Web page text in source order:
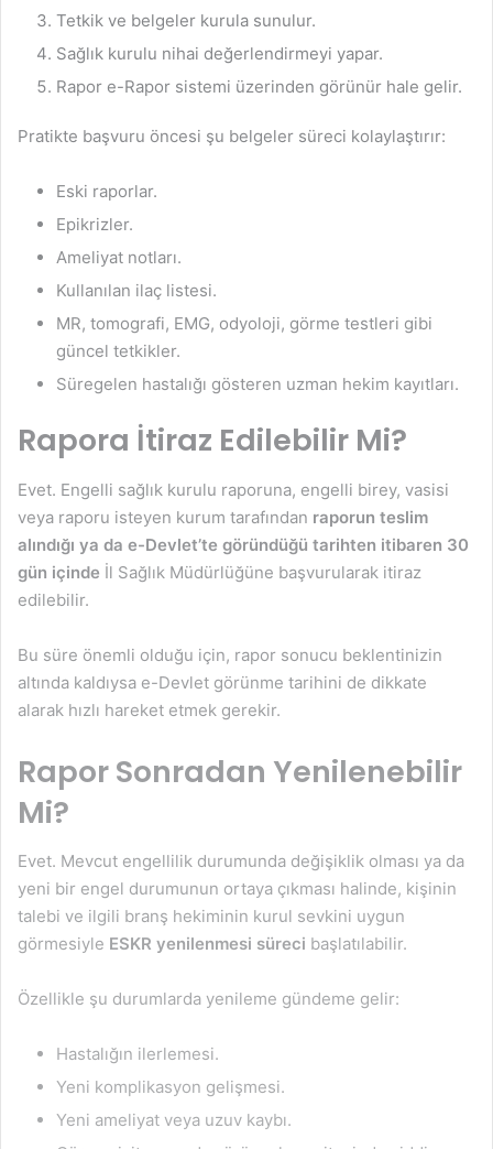
Tetkik ve belgeler kurula sunulur.
Sağlık kurulu nihai değerlendirmeyi yapar.
Rapor e-Rapor sistemi üzerinden görünür hale gelir.
Pratikte başvuru öncesi şu belgeler süreci kolaylaştırır:
Eski raporlar.
Epikrizler.
Ameliyat notları.
Kullanılan ilaç listesi.
MR, tomografi, EMG, odyoloji, görme testleri gibi
güncel tetkikler.
Süregelen hastalığı gösteren uzman hekim kayıtları.
Rapora İtiraz Edilebilir Mi?
Evet. Engelli sağlık kurulu raporuna, engelli birey, vasisi
veya raporu isteyen kurum tarafından raporun teslim
alındığı ya da e-Devlet’te göründüğü tarihten itibaren 30
gün içinde İl Sağlık Müdürlüğüne başvurularak itiraz
edilebilir.
Bu süre önemli olduğu için, rapor sonucu beklentinizin
altında kaldıysa e-Devlet görünme tarihini de dikkate
alarak hızlı hareket etmek gerekir.
Rapor Sonradan Yenilenebilir
Mi?
Evet. Mevcut engellilik durumunda değişiklik olması ya da
yeni bir engel durumunun ortaya çıkması halinde, kişinin
talebi ve ilgili branş hekiminin kurul sevkini uygun
görmesiyle ESKR yenilenmesi süreci başlatılabilir.
Özellikle şu durumlarda yenileme gündeme gelir:
Hastalığın ilerlemesi.
Yeni komplikasyon gelişmesi.
Yeni ameliyat veya uzuv kaybı.